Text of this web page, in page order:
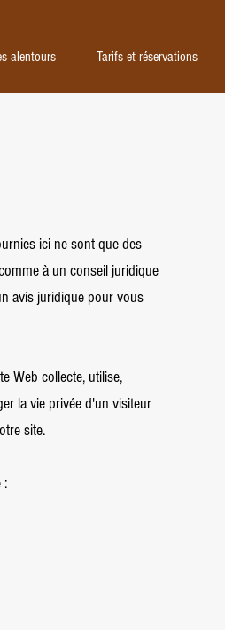
alentours Tarifs et réservations
ici ne sont que des
à un conseil juridique
avis juridique pour vous
Web collecte, utilise,
la vie privée d'un visiteur
site.
:
trace écologique Les alentours